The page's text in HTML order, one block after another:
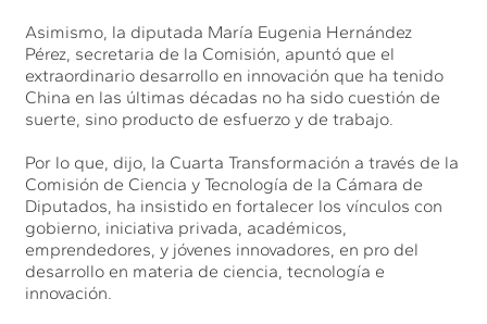
Asimismo, la diputada María Eugenia Hernández
Pérez, secretaria de la Comisión, apuntó que el
extraordinario desarrollo en innovación que ha tenido
China en las últimas décadas no ha sido cuestión de
suerte, sino producto de esfuerzo y de trabajo.
Por lo que, dijo, la Cuarta Transformación a través de la
Comisión de Ciencia y Tecnología de la Cámara de
Diputados, ha insistido en fortalecer los vínculos con
gobierno, iniciativa privada, académicos,
emprendedores, y jóvenes innovadores, en pro del
desarrollo en materia de ciencia, tecnología e
innovación.